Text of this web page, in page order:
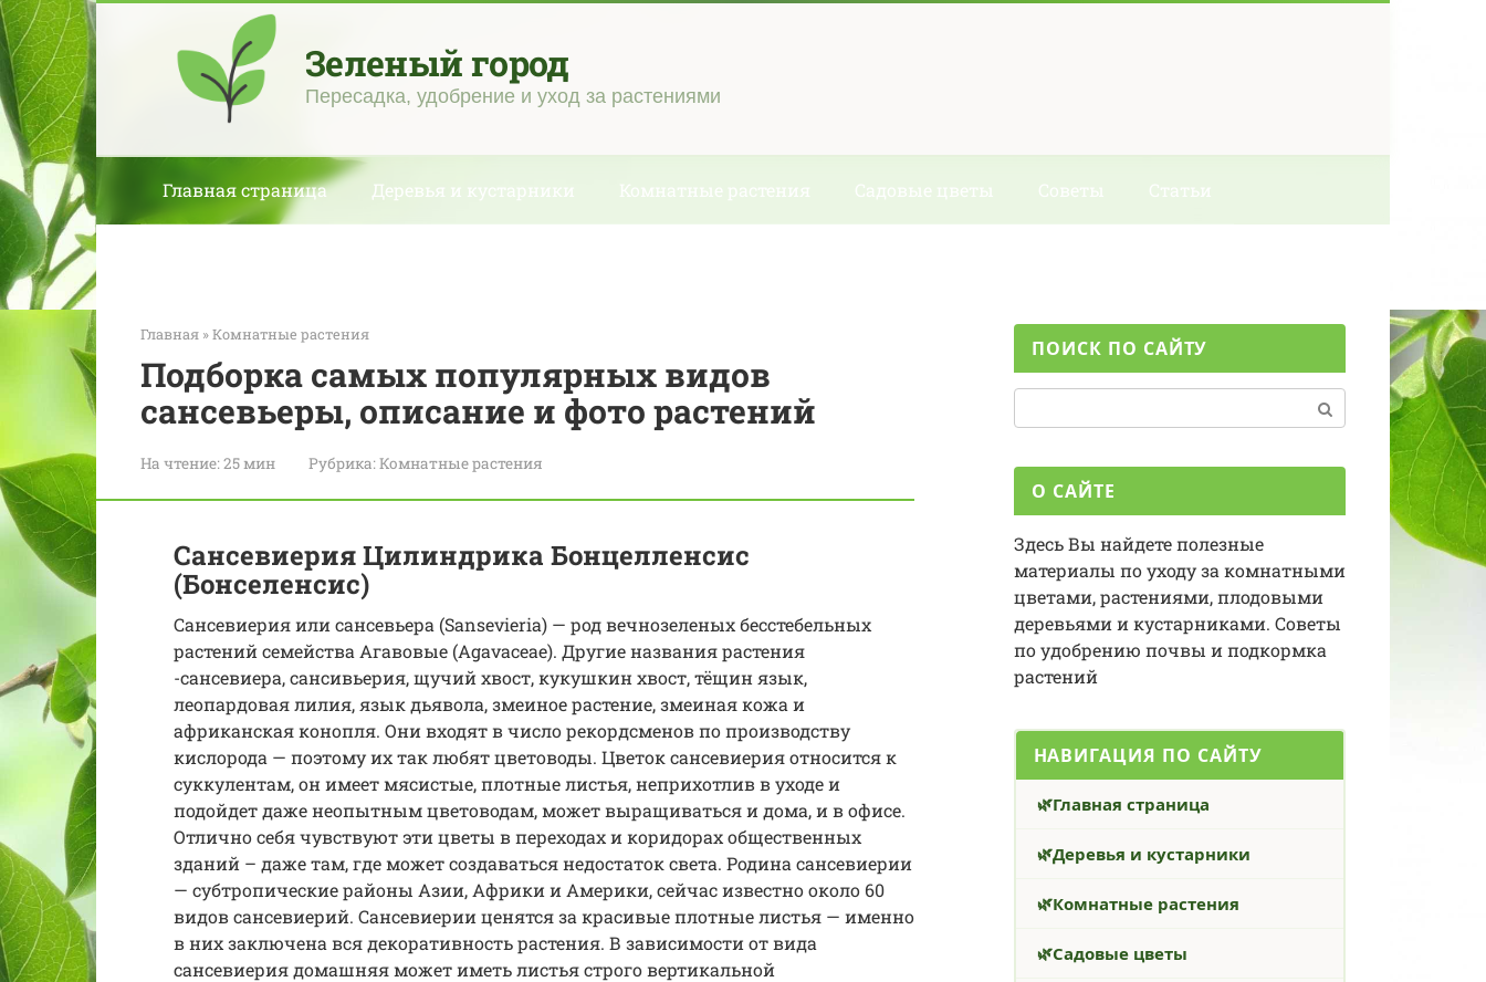
Перейти
к
контенту
Зеленый город
Пересадка, удобрение и уход за растениями
Главная страница Деревья и кустарники Комнатные растения Садовые цветы Советы Статьи
Главная »Комнатные растения
Подборка самых популярных видов
сансевьеры, описание и фото растений
На чтение:25 мин Рубрика:Комнатные растения
Сансевиерия Цилиндрика Бонцелленсис
(Бонселенсис)
Сансевиерия или сансевьера (Sansevieria) — род вечнозеленых бесстебельных
растений семейства Агавовые (Agavaceae). Другие названия растения
-сансевиера, сансивьерия, щучий хвост, кукушкин хвост, тёщин язык,
леопардовая лилия, язык дьявола, змеиное растение, змеиная кожа и
африканская конопля. Они входят в число рекордсменов по производству
кислорода — поэтому их так любят цветоводы. Цветок сансевиерия относится к
суккулентам, он имеет мясистые, плотные листья, неприхотлив в уходе и
подойдет даже неопытным цветоводам, может выращиваться и дома, и в офисе.
Отлично себя чувствуют эти цветы в переходах и коридорах общественных
зданий – даже там, где может создаваться недостаток света. Родина сансевиерии
— субтропические районы Азии, Африки и Америки, сейчас известно около 60
видов сансевиерий. Сансевиерии ценятся за красивые плотные листья — именно
в них заключена вся декоративность растения. В зависимости от вида
сансевиерия домашняя может иметь листья строго вертикальной
ПОИСК ПО САЙТУ
О САЙТЕ
Здесь Вы найдете полезные
материалы по уходу за комнатными
цветами, растениями, плодовыми
деревьями и кустарниками. Советы
по удобрению почвы и подкормка
растений
НАВИГАЦИЯ ПО САЙТУ
Главная страница
Деревья и кустарники
Комнатные растения
Садовые цветы